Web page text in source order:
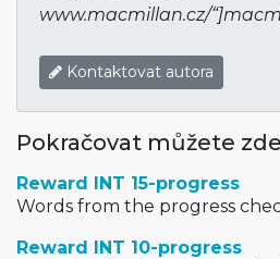
www.macmillan­.cz/
Kontaktovat autora
Pokračovat můžete
Reward INT 15-progress
Words from the progress
Reward INT 10-progress